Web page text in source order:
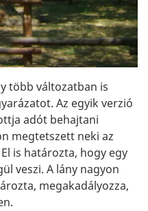
több változatban is
Az egyik verzió
adót behajtani
megtetszett neki az
is határozta, hogy egy
veszi. A lány nagyon
megakadályozza,